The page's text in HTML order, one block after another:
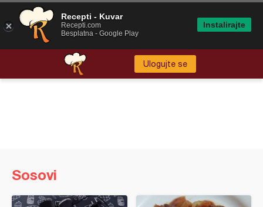
Ulogujte se
Sosovi
Recepti - Kuvar
Recepti.com
Besplatna - Google Play
Instalirajte